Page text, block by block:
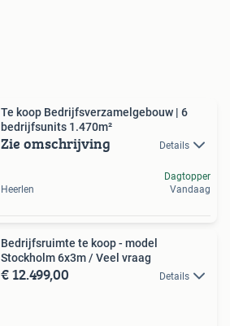
Te koop Bedrijfsverzamelgebouw | 6
bedrijfsunits 1.470m²
Zie omschrijving Details
Heerlen
Dagtopper
Vandaag
Bedrijfsruimte te koop - model
Stockholm 6x3m / Veel vraag
€ 12.499,00 Details